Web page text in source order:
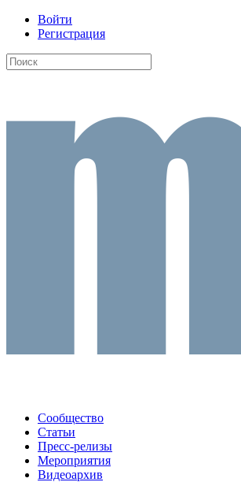
Войти
Регистрация
Сообщество
Статьи
Пресс-релизы
Мероприятия
Видеоархив